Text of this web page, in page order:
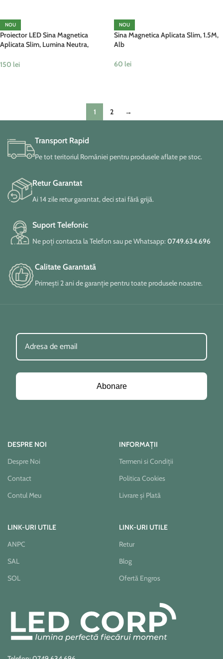
NOU
Proiector LED Sina Magnetica
Aplicata Slim, Lumina Neutra,
150 lei
NOU
Sina Magnetica Aplicata Slim, 1.5M,
Alb
60 lei
1 2 →
Transport Rapid
Pe tot teritoriul României pentru produsele aflate pe stoc.
Retur Garantat
Ai 14 zile retur garantat, deci stai fără grijă.
Suport Telefonic
Ne poți contacta la Telefon sau pe Whatsapp:0749.634.696
Calitate Garantată
Primești 2 ani de garanție pentru toate produsele noastre.
Abonare
DESPRE NOI
Despre Noi
Contact
Contul Meu
INFORMAȚII
Termeni si Condiții
Politica Cookies
Livrare și Plată
LINK-URI UTILE
ANPC
SAL
SOL
LINK-URI UTILE
Retur
Blog
Ofertă Engros